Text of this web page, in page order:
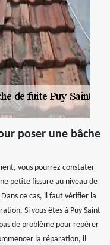
poser une bâche
vous pourrez constater
petite fissure au niveau de
ce cas, il faut vérifier la
Si vous êtes à Puy Saint
de problème pour repérer
la réparation, il